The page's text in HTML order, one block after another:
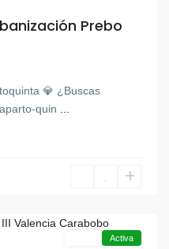
Prebo
💎 ¿Buscas
quin
Activa